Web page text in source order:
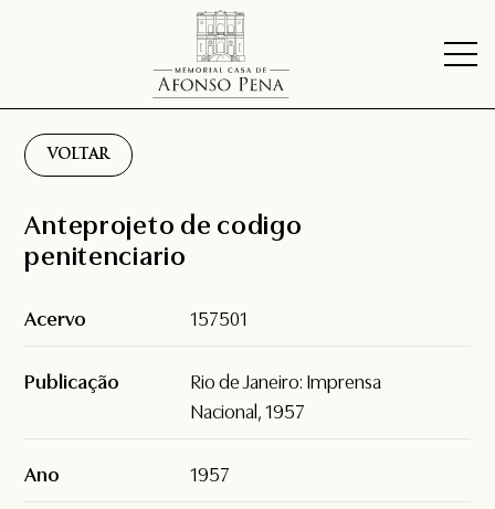
VOLTAR
Anteprojeto de codigo
penitenciario
Acervo 157501
Publicação
Rio de Janeiro: Imprensa
Nacional, 1957
Ano 1957